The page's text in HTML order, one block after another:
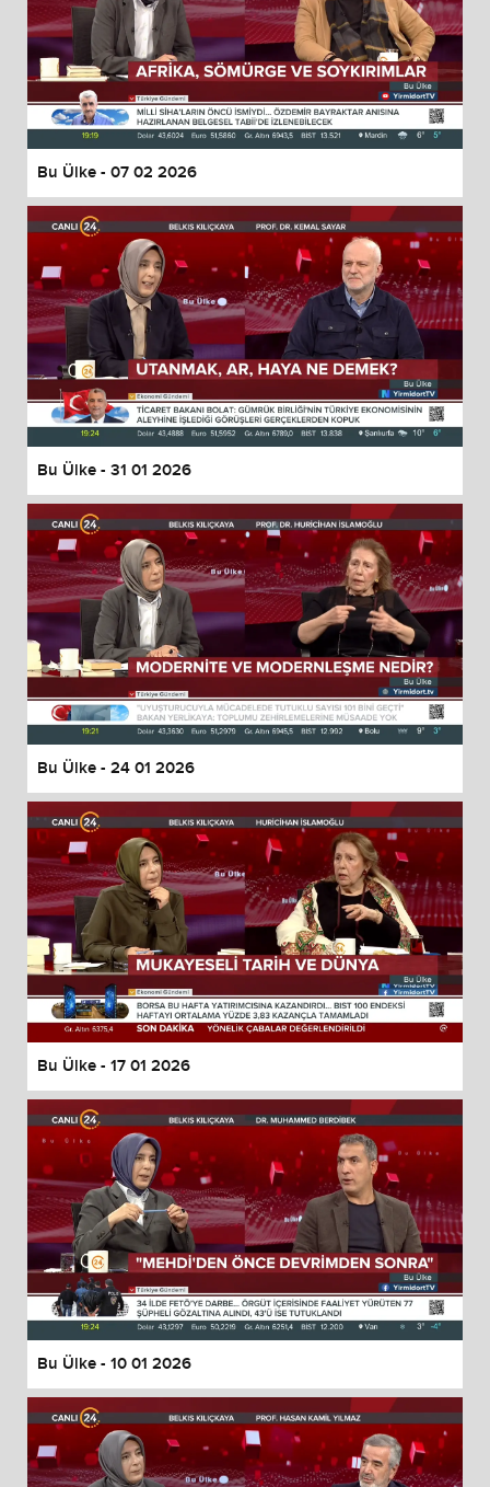
Bu Ülke - 07 02 2026
Bu Ülke - 31 01 2026
Bu Ülke - 24 01 2026
Bu Ülke - 17 01 2026
Bu Ülke - 10 01 2026